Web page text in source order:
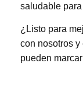
saludable para
¿Listo para
con nosotros y
pueden